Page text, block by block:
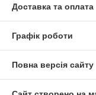
Доставка та оплата
Графік роботи
Повна версія сайту